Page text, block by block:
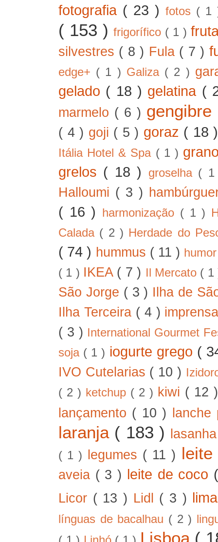
fotografia ( 23 ) fotos (
( 153 )frigorífico ( 1 )
silvestres ( 8 ) Fula ( 7 )
edge+ ( 1 ) Galiza ( 2 )
gelado ( 18 ) gelatina (
marmelo ( 6 ) gengibre
( 4 ) goji ( 5 ) goraz ( 18
Itália Hotel & Spa ( 1 )
grelos ( 18 ) groselha (
Halloumi ( 3 )
( 16 ) harmonização ( 1 )
Calada ( 2 ) Herdade do
( 74 ) hummus ( 11 )
( 1 ) IKEA ( 7 ) Il Mercato (
São Jorge ( 3 ) Ilha de
Ilha Terceira ( 4 )
( 3 ) International Gourmet
soja ( 1 ) iogurte grego (
IVO Cutelarias ( 10 )
( 2 ) ketchup ( 2 ) kiwi ( 12
lançamento ( 10 )
laranja ( 183 )
( 1 ) legumes ( 11 )
aveia ( 3 ) leite de coco
Licor ( 13 ) Lidl ( 3 )
línguas de bacalhau ( 2 )
Lisboa (